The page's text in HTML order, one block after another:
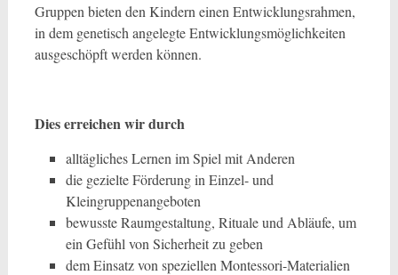
Gruppen bieten den Kindern einen Entwicklungsrahmen,
in dem genetisch angelegte Entwicklungsmöglichkeiten
ausgeschöpft werden können.
Dies erreichen wir durch
alltägliches Lernen im Spiel mit Anderen
die gezielte Förderung in Einzel- und
Kleingruppenangeboten
bewusste Raumgestaltung, Rituale und Abläufe, um
ein Gefühl von Sicherheit zu geben
dem Einsatz von speziellen Montessori-Materialien